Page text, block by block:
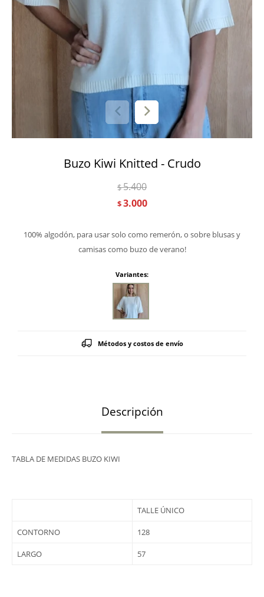
Buzo Kiwi Knitted - Crudo
$3.000
$5.400
100% algodón, para usar solo como remerón, o sobre blusas y
camisas como buzo de verano!
Variantes:
Métodos y costos de envío
Descripción
TABLA DE MEDIDAS BUZO KIWI
TALLE ÚNICO
CONTORNO 128
LARGO 57